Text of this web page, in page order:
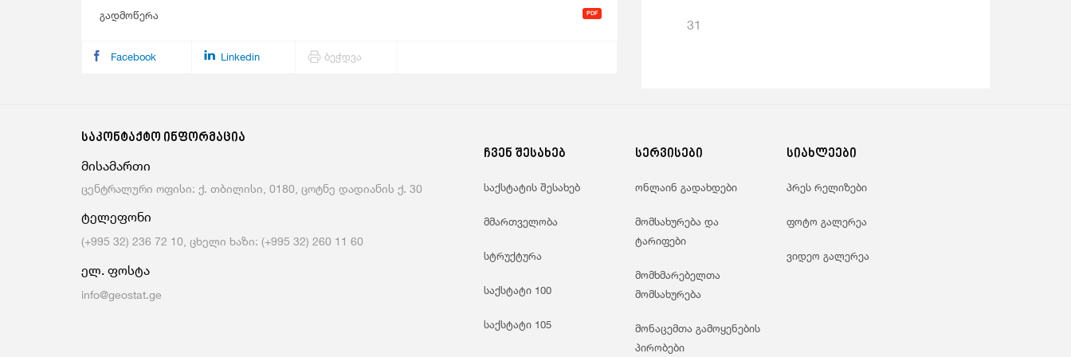
გადმოწერა
Facebook Linkedin ბეჭდვა
31
საკონტაქტო ინფორმაცია
მისამართი
ცენტრალური ოფისი: ქ. თბილისი, 0180, ცოტნე დადიანის ქ. 30
ტელეფონი
(+995 32) 236 72 10, ცხელი ხაზი: (+995 32) 260 11 60
ელ. ფოსტა
info@geostat.ge
ჩვენ შესახებ
საქსტატის შესახებ
მმართველობა
სტრუქტურა
საქსტატი 100
საქსტატი 105
სერვისები
ონლაინ გადახდები
მომსახურება და
ტარიფები
მომხმარებელთა
მომსახურება
მონაცემთა გამოყენების
პირობები
სიახლეები
პრეს რელიზები
ფოტო გალერეა
ვიდეო გალერეა